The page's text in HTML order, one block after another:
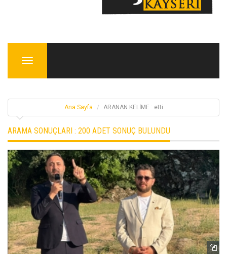
Menu
Ana Sayfa ARANAN KELİME : etti
ARAMA SONUÇLARI : 200 ADET SONUÇ BULUNDU